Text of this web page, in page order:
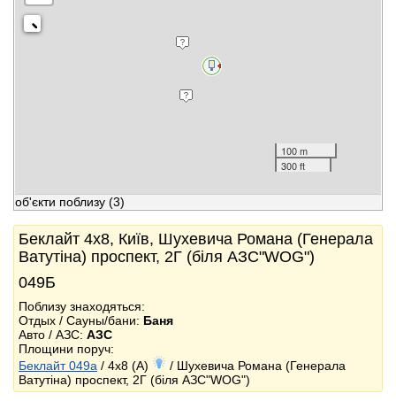
100 m
300 ft
об'єкти поблизу (3)
Беклайт 4x8, Київ, Шухевича Романа (Генерала
Ватутіна) проспект, 2Г (біля АЗС"WOG")
049Б
Поблизу знаходяться:
Отдых / Сауны/бани: Баня
Авто / АЗС: АЗС
Площини поруч:
Беклайт 049a / 4x8 (A)
/ Шухевича Романа (Генерала
Ватутіна) проспект, 2Г (біля АЗС"WOG")